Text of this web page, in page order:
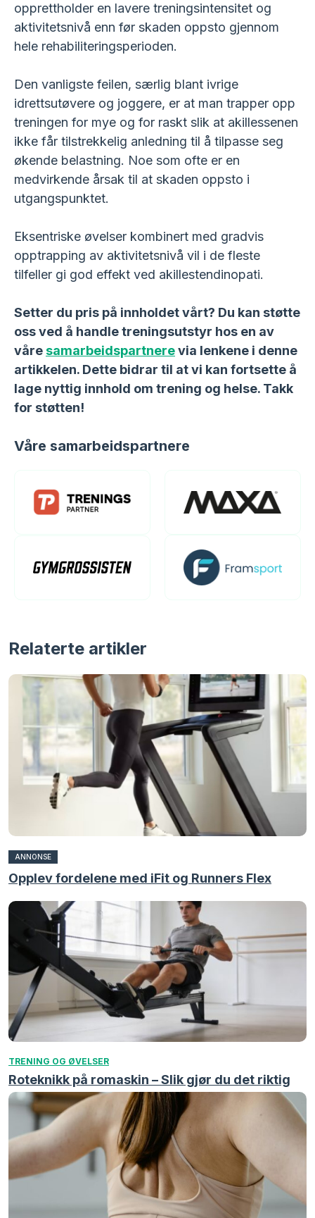
opprettholder en lavere treningsintensitet og
aktivitetsnivå enn før skaden oppsto gjennom
hele rehabiliteringsperioden.
Den vanligste feilen, særlig blant ivrige
idrettsutøvere og joggere, er at man trapper opp
treningen for mye og for raskt slik at akillessenen
ikke får tilstrekkelig anledning til å tilpasse seg
økende belastning. Noe som ofte er en
medvirkende årsak til at skaden oppsto i
utgangspunktet.
Eksentriske øvelser kombinert med gradvis
opptrapping av aktivitetsnivå vil i de fleste
tilfeller gi god effekt ved akillestendinopati.
Setter du pris på innholdet vårt? Du kan støtte
oss ved å handle treningsutstyr hos en av
våresamarbeidspartnerevia lenkene i denne
artikkelen. Dette bidrar til at vi kan fortsette å
lage nyttig innhold om trening og helse. Takk
for støtten!
Våre samarbeidspartnere
Relaterte artikler
ANNONSE
Opplev fordelene med iFit og Runners Flex
TRENING OG ØVELSER
Roteknikk på romaskin – Slik gjør du det riktig